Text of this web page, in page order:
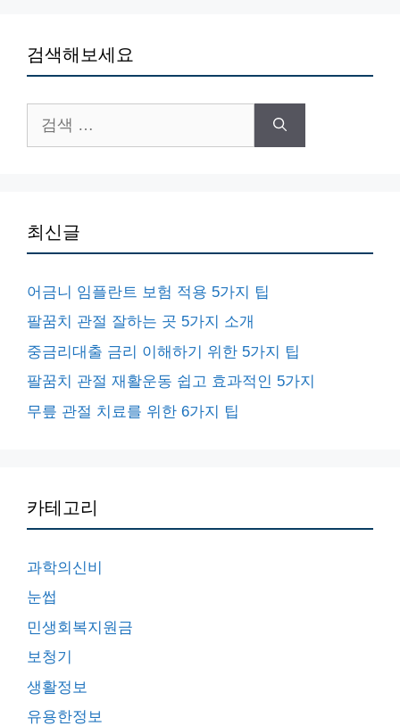
검색해보세요
색:
최신글
어금니 임플란트 보험 적용 5가지 팁
팔꿈치 관절 잘하는 곳 5가지 소개
중금리대출 금리 이해하기 위한 5가지 팁
팔꿈치 관절 재활운동 쉽고 효과적인 5가지
무릎 관절 치료를 위한 6가지 팁
카테고리
과학의신비
눈썹
민생회복지원금
보청기
생활정보
유용한정보